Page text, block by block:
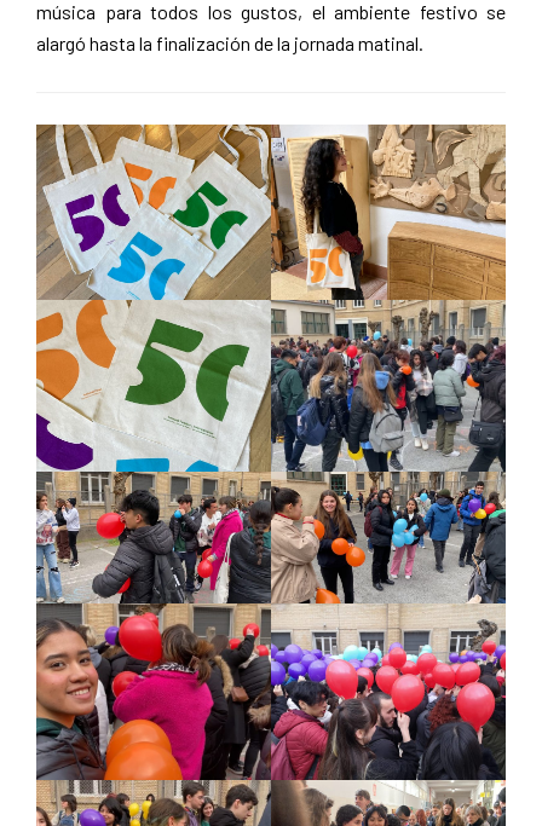
música para todos los gustos, el ambiente festivo se
alargó hasta la finalización de la jornada matinal.